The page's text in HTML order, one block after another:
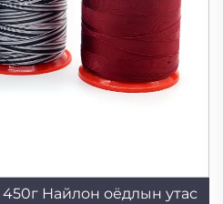
Найлон оёдлын утас